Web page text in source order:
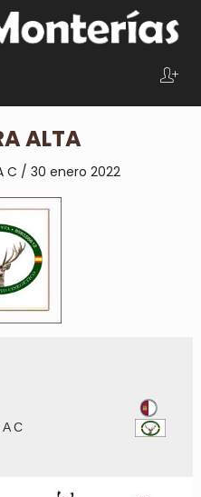
ALTA
C / 30 enero 2022
C